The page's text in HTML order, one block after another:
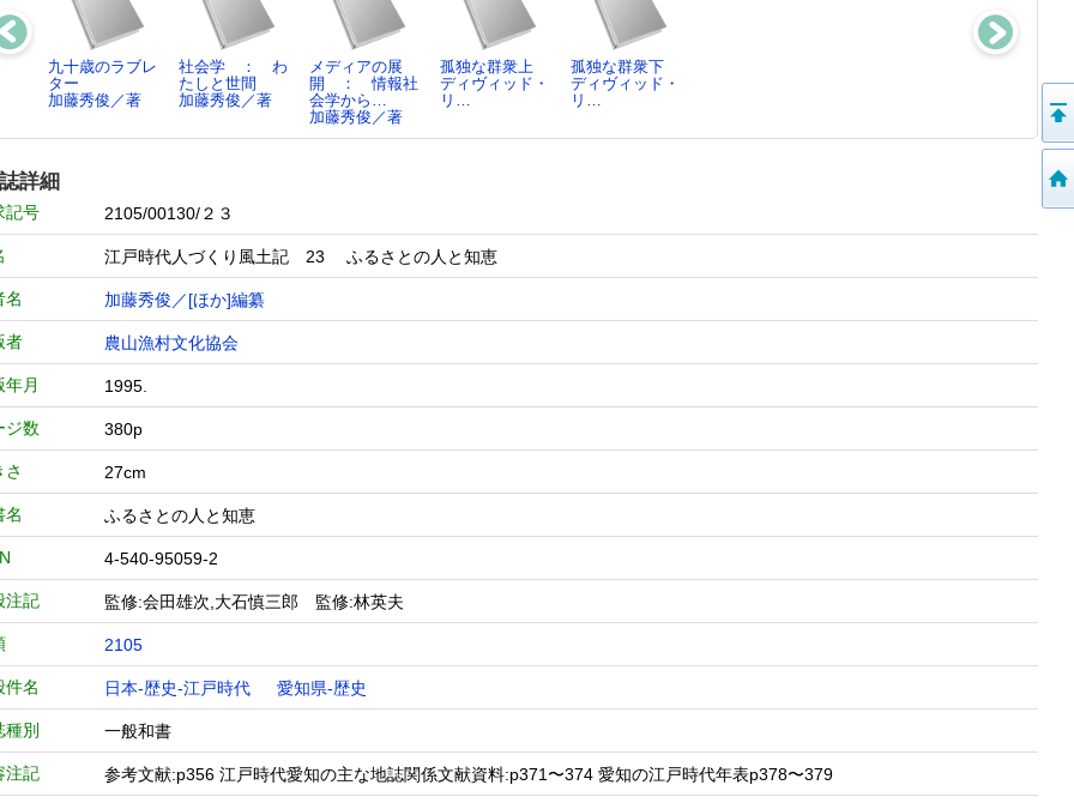
九十歳のラブレ
ター
加藤秀俊／著
社会学 ： わ
たしと世間
加藤秀俊／著
メディアの展
開 ： 情報社
会学から…
加藤秀俊／著
孤独な群衆上
ディヴィッド・
リ…
孤独な群衆下
ディヴィッド・
リ…
加藤秀俊／著
詳細
記号 2105/00130/２３
江戸時代人づくり風土記 23 ふるさとの人と知恵
名 加藤秀俊／[ほか]編纂
者 農山漁村文化協会
年月 1995.
ジ数 380p
さ 27cm
名 ふるさとの人と知恵
4-540-95059-2
注記 監修:会田雄次,大石慎三郎 監修:林英夫
2105
件名 日本-歴史-江戸時代 愛知県-歴史
種別 一般和書
注記 参考文献:p356 江戸時代愛知の主な地誌関係文献資料:p371〜374 愛知の江戸時代年表p378〜379